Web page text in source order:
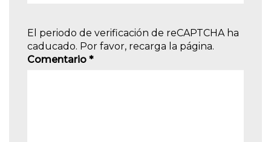
El periodo de verificación de reCAPTCHA ha
caducado. Por favor, recarga la página.
Comentario *